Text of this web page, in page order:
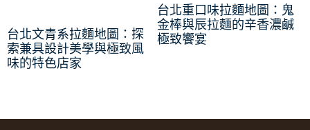
台北文青系拉麵地圖：探
索兼具設計美學與極致風
味的特色店家
台北重口味拉麵地圖：鬼
金棒與辰拉麵的辛香濃鹹
極致饗宴